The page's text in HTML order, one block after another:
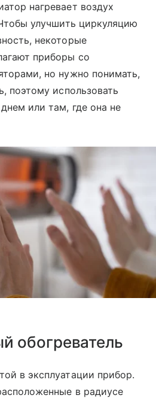
нагревает воздух
улучшить циркуляцию
некоторые
приборы со
но нужно понимать,
поэтому использовать
или там, где она не
обогреватель
в эксплуатации прибор.
в радиусе